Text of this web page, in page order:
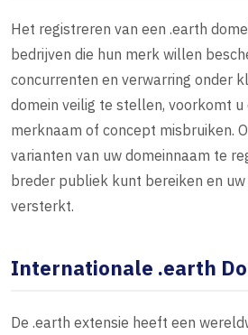
Het registreren van een .earth
bedrijven die hun merk willen
concurrenten en verwarring onder
domein veilig te stellen, voorkomt u
merknaam of concept misbruiken.
varianten van uw domeinnaam te
breder publiek kunt bereiken en
versterkt.
Internationale .earth
De .earth extensie heeft een